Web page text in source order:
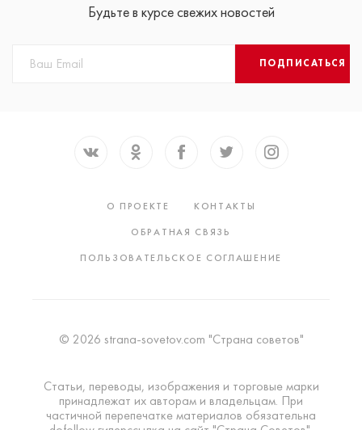
Будьте в курсе свежих новостей
ПОДПИСАТЬСЯ
О ПРОЕКТЕ
КОНТАКТЫ
ОБРАТНАЯ СВЯЗЬ
ПОЛЬЗОВАТЕЛЬСКОЕ СОГЛАШЕНИЕ
© 2026 strana-sovetov.com "Страна советов"
Статьи, переводы, изображения и торговые марки
принадлежат их авторам и владельцам. При
частичной перепечатке материалов обязательна